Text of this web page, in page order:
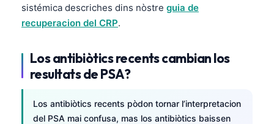
sistémica descriches dins nòstre guia de
recuperacion del CRP.
Los antibiòtics recents cambian los
resultats de PSA?
Los antibiòtics recents pòdon tornar l’interpretacion
del PSA mai confusa, mas los antibiòtics baissen